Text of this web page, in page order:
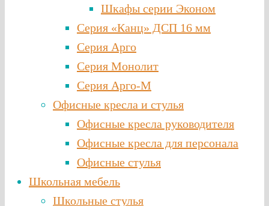
Шкафы серии Эконом
Серия «Канц» ДСП 16 мм
Серия Арго
Серия Монолит
Серия Арго-М
Офисные кресла и стулья
Офисные кресла руководителя
Офисные кресла для персонала
Офисные стулья
Школьная мебель
Школьные стулья